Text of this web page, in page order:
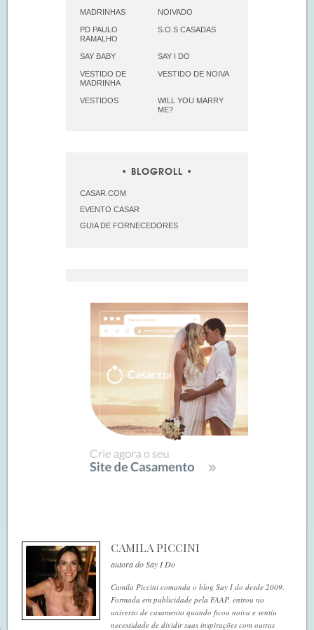
MADRINHAS NOIVADO
PD PAULO
RAMALHO
S.O.S CASADAS
SAY BABY SAY I DO
VESTIDO DE
MADRINHA
VESTIDO DE NOIVA
VESTIDOS
WILL YOU MARRY
ME?
BLOGROLL
CASAR.COM
EVENTO CASAR
GUIA DE FORNECEDORES
CAMILA PICCINI
autora do Say I Do
Camila Piccini comanda o blog Say I do desde 2009.
Formada em publicidade pela FAAP, entrou no
universo de casamento quando ficou noiva e sentiu
necessidade de dividir suas inspirações com outras